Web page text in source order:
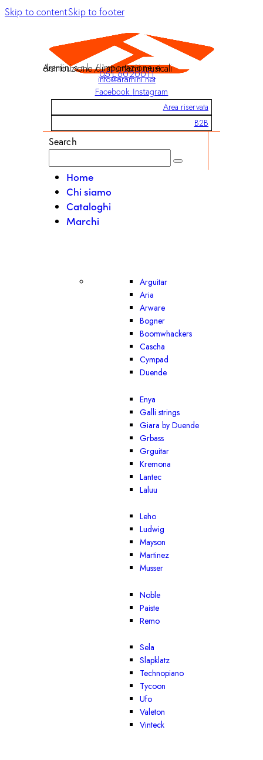
Skip to contentSkip to footer
Aramini s.r.l. / Importazione e distribuzione di strumenti musicali
051 6020011
info@aramini.net
Facebook Instagram
Area riservata
B2B
Search
Home
Chi siamo
Cataloghi
Marchi
Arguitar
Aria
Arware
Bogner
Boomwhackers
Cascha
Cympad
Duende
Enya
Galli strings
Giara by Duende
Grbass
Grguitar
Kremona
Lantec
Laluu
Leho
Ludwig
Mayson
Martinez
Musser
Noble
Paiste
Remo
Sela
Slapklatz
Technopiano
Tycoon
Ufo
Valeton
Vinteck